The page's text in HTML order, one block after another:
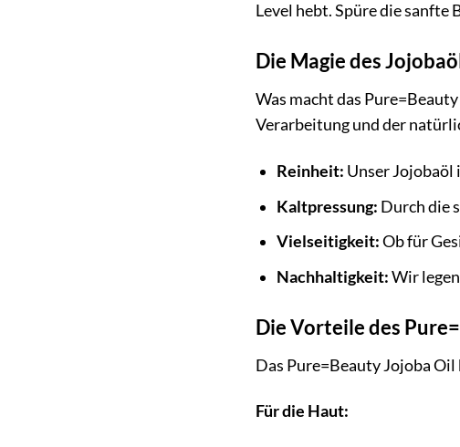
Level hebt. Spüre die sanfte
Die Magie des
Was macht das
Verarbeitung und der
Reinheit: Unser Jojobaöl
Kaltpressung: Durch die
Vielseitigkeit:Ob für
Nachhaltigkeit:Wir
Die Vorteile des
Das Pure=Beauty Jojoba
Für die Haut: